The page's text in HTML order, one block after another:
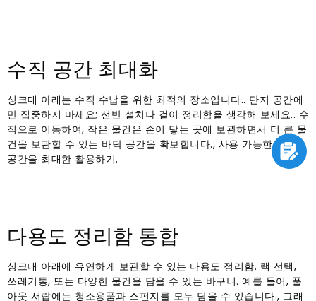
수직 공간 최대화
싱크대 아래는 수직 수납을 위한 최적의 장소입니다.. 단지 공간에
만 집중하지 마세요; 선반 설치나 걸이 정리함을 생각해 보세요.. 수
직으로 이동하여, 작은 물건은 손이 닿는 곳에 보관하면서 더 큰 물
건을 보관할 수 있는 바닥 공간을 확보합니다., 사용 가능한 저장
공간을 최대한 활용하기.
다용도 정리함 통합
싱크대 아래에 유연하게 보관할 수 있는 다용도 정리함. 랙 선택,
쓰레기통, 또는 다양한 물건을 담을 수 있는 바구니. 예를 들어, 풀
아웃 서랍에는 청소용품과 스펀지를 모두 담을 수 있습니다., 그래